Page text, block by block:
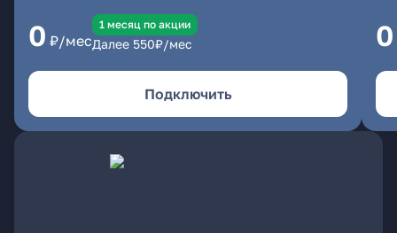
0 ₽/мес
1 месяц по акции
Далее 550₽/мес
Подключить
0